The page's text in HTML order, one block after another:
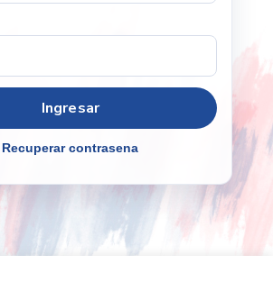
Recuperar contrasena